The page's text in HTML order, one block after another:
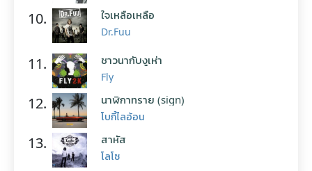
10. ใจเหลือเหลือ
Dr.Fuu
11. ชาวนากับงูเห่า
Fly
12. นาฬิกาทราย (sign)
โบกี้ไลอ้อน
13. สาหัส
โลโซ